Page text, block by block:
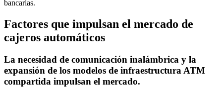
bancarias.
Factores que impulsan el mercado de
cajeros automáticos
La necesidad de comunicación inalámbrica y la
expansión de los modelos de infraestructura ATM
compartida impulsan el mercado.